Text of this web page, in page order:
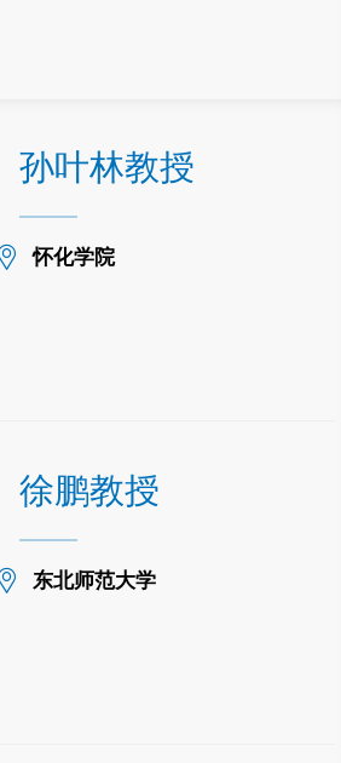
孙叶林教授
Location
怀化学院
徐鹏教授
Location
东北师范大学